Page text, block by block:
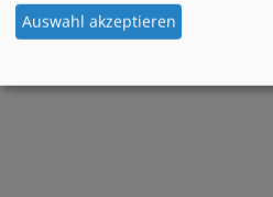
Auswahl akzeptieren